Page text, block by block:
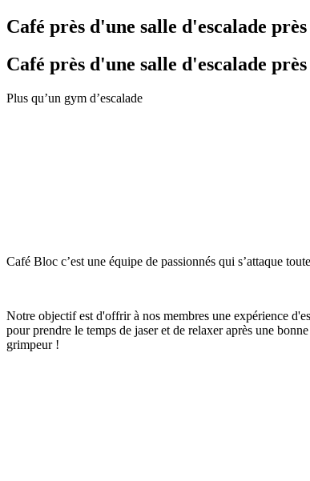
Café près d'une salle d'escalade
Café près d'une salle d'escalade
Plus qu’un gym d’escalade
Café Bloc c’est une équipe de passionnés qui s’attaque
Notre objectif est d'offrir à nos membres une expérience
pour prendre le temps de jaser et de relaxer après une
grimpeur !